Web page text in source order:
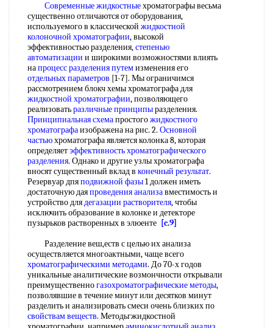
Современные жидкостныехроматографы весьма
существенно отличаются от оборудования,
используемого в классической жидкостной
колоночной хроматографии, высокой
эффективностью разделения,степенью
автоматизации и широкими возможностями влиять
напроцесс разделения путемизменения его
отдельных параметров [1-7]. Мы ограничимся
рассмотрением блокч хемы хроматографа для
жидкостной хроматографии, позволяющего
реализоватьразличные принципыразделения.
Принципиальная схемапростогожидкостного
хроматографаизображена на рис. 2. Основной
частьюхроматографа является колонка 8, которая
определяетэффективность хроматографического
разделения. Однако и другие узлы хроматографа
вносят существенный вклад в конечный результат.
Резервуар дпяподвижной фазы1 должен иметь
достаточную даяпроведения анализавместимость и
устройство длядегазации растворителя, чтобы
исключить образование в колонке и детекторе
пузырьков растворенных в элюенте [c.9]
Разделение веш,еств с целью их анализа
осуществляется многоактными, чаще всего
хроматографическими методами. До 70-х годов
уникальные аналитические возмончности открывали
преимущественногазохроматографические методы,
позволявшие в течение минут или десятков минут
разделить и анализировать смеси очень близких по
свойствам веществ. Методьгжидкостной